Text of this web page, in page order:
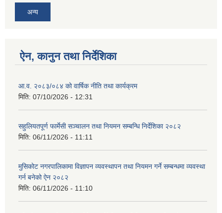
अन्य
ऐन, कानुन तथा निर्देशिका
आ.व. २०८३/०८४ को वार्षिक नीति तथा कार्यक्रम
मिति: 07/10/2026 - 12:31
सहुलियतपूर्ण फार्मेसी सञ्चालन तथा नियमन सम्बन्धि निर्देशिका २०८२
मिति: 06/11/2026 - 11:11
मुसिकोट नगरपालिकामा विज्ञापन व्यवस्थापन तथा नियमन गर्ने सम्बन्धमा व्यवस्था
गर्न बनेको ऐन २०८२
मिति: 06/11/2026 - 11:10